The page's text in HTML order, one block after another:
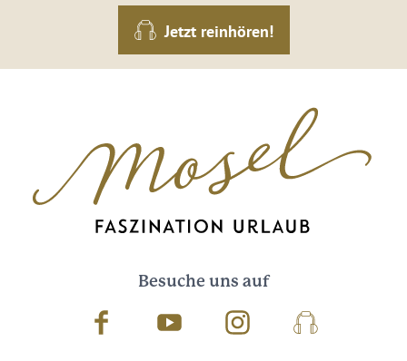
Jetzt reinhören!
Besuche uns auf
Facebook Youtube InstagramPodcast